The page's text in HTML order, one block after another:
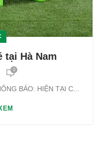
tại Hà Nam
0
BÁO: HIỆN TẠI C...